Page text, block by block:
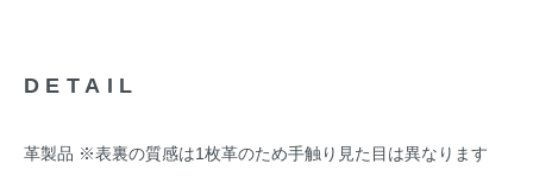
DETAIL
革製品 ※表裏の質感は1枚革のため手触り見た目は異なります